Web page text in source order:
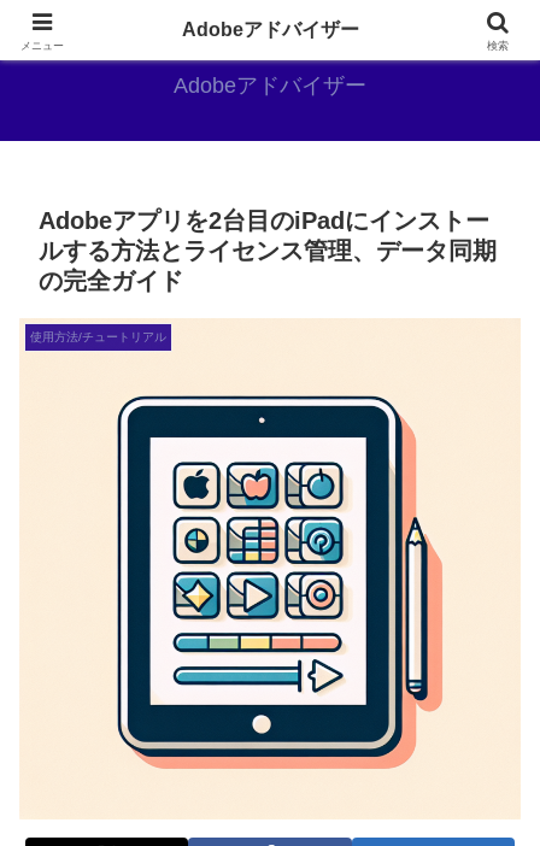
Adobe好きのAdobe推しブログ
Adobeアドバイザー
Adobeアプリを2台目のiPadにインストー
ルする方法とライセンス管理、データ同期
の完全ガイド
使用方法/チュートリアル
メニュー
Adobeアドバイザー
検索